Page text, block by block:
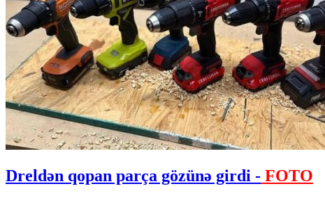
Dreldən qopan parça gözünə girdi - FOTO